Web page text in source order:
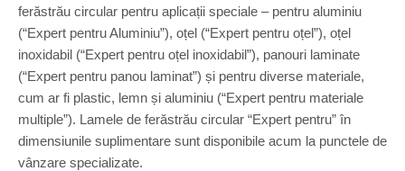
ferăstrău circular pentru aplicații speciale – pentru aluminiu
(“Expert pentru Aluminiu”), oțel (“Expert pentru oțel”), oțel
inoxidabil (“Expert pentru oțel inoxidabil”), panouri laminate
(“Expert pentru panou laminat”) și pentru diverse materiale,
cum ar fi plastic, lemn și aluminiu (“Expert pentru materiale
multiple”). Lamele de ferăstrău circular “Expert pentru” în
dimensiunile suplimentare sunt disponibile acum la punctele de
vânzare specializate.